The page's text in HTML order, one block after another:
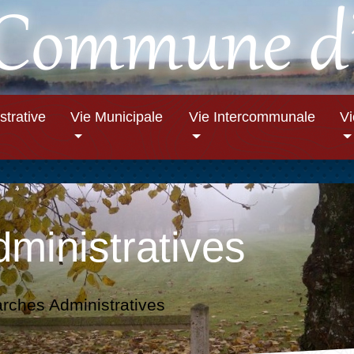
Vie Municipale Vie Intercommunale
Administratives